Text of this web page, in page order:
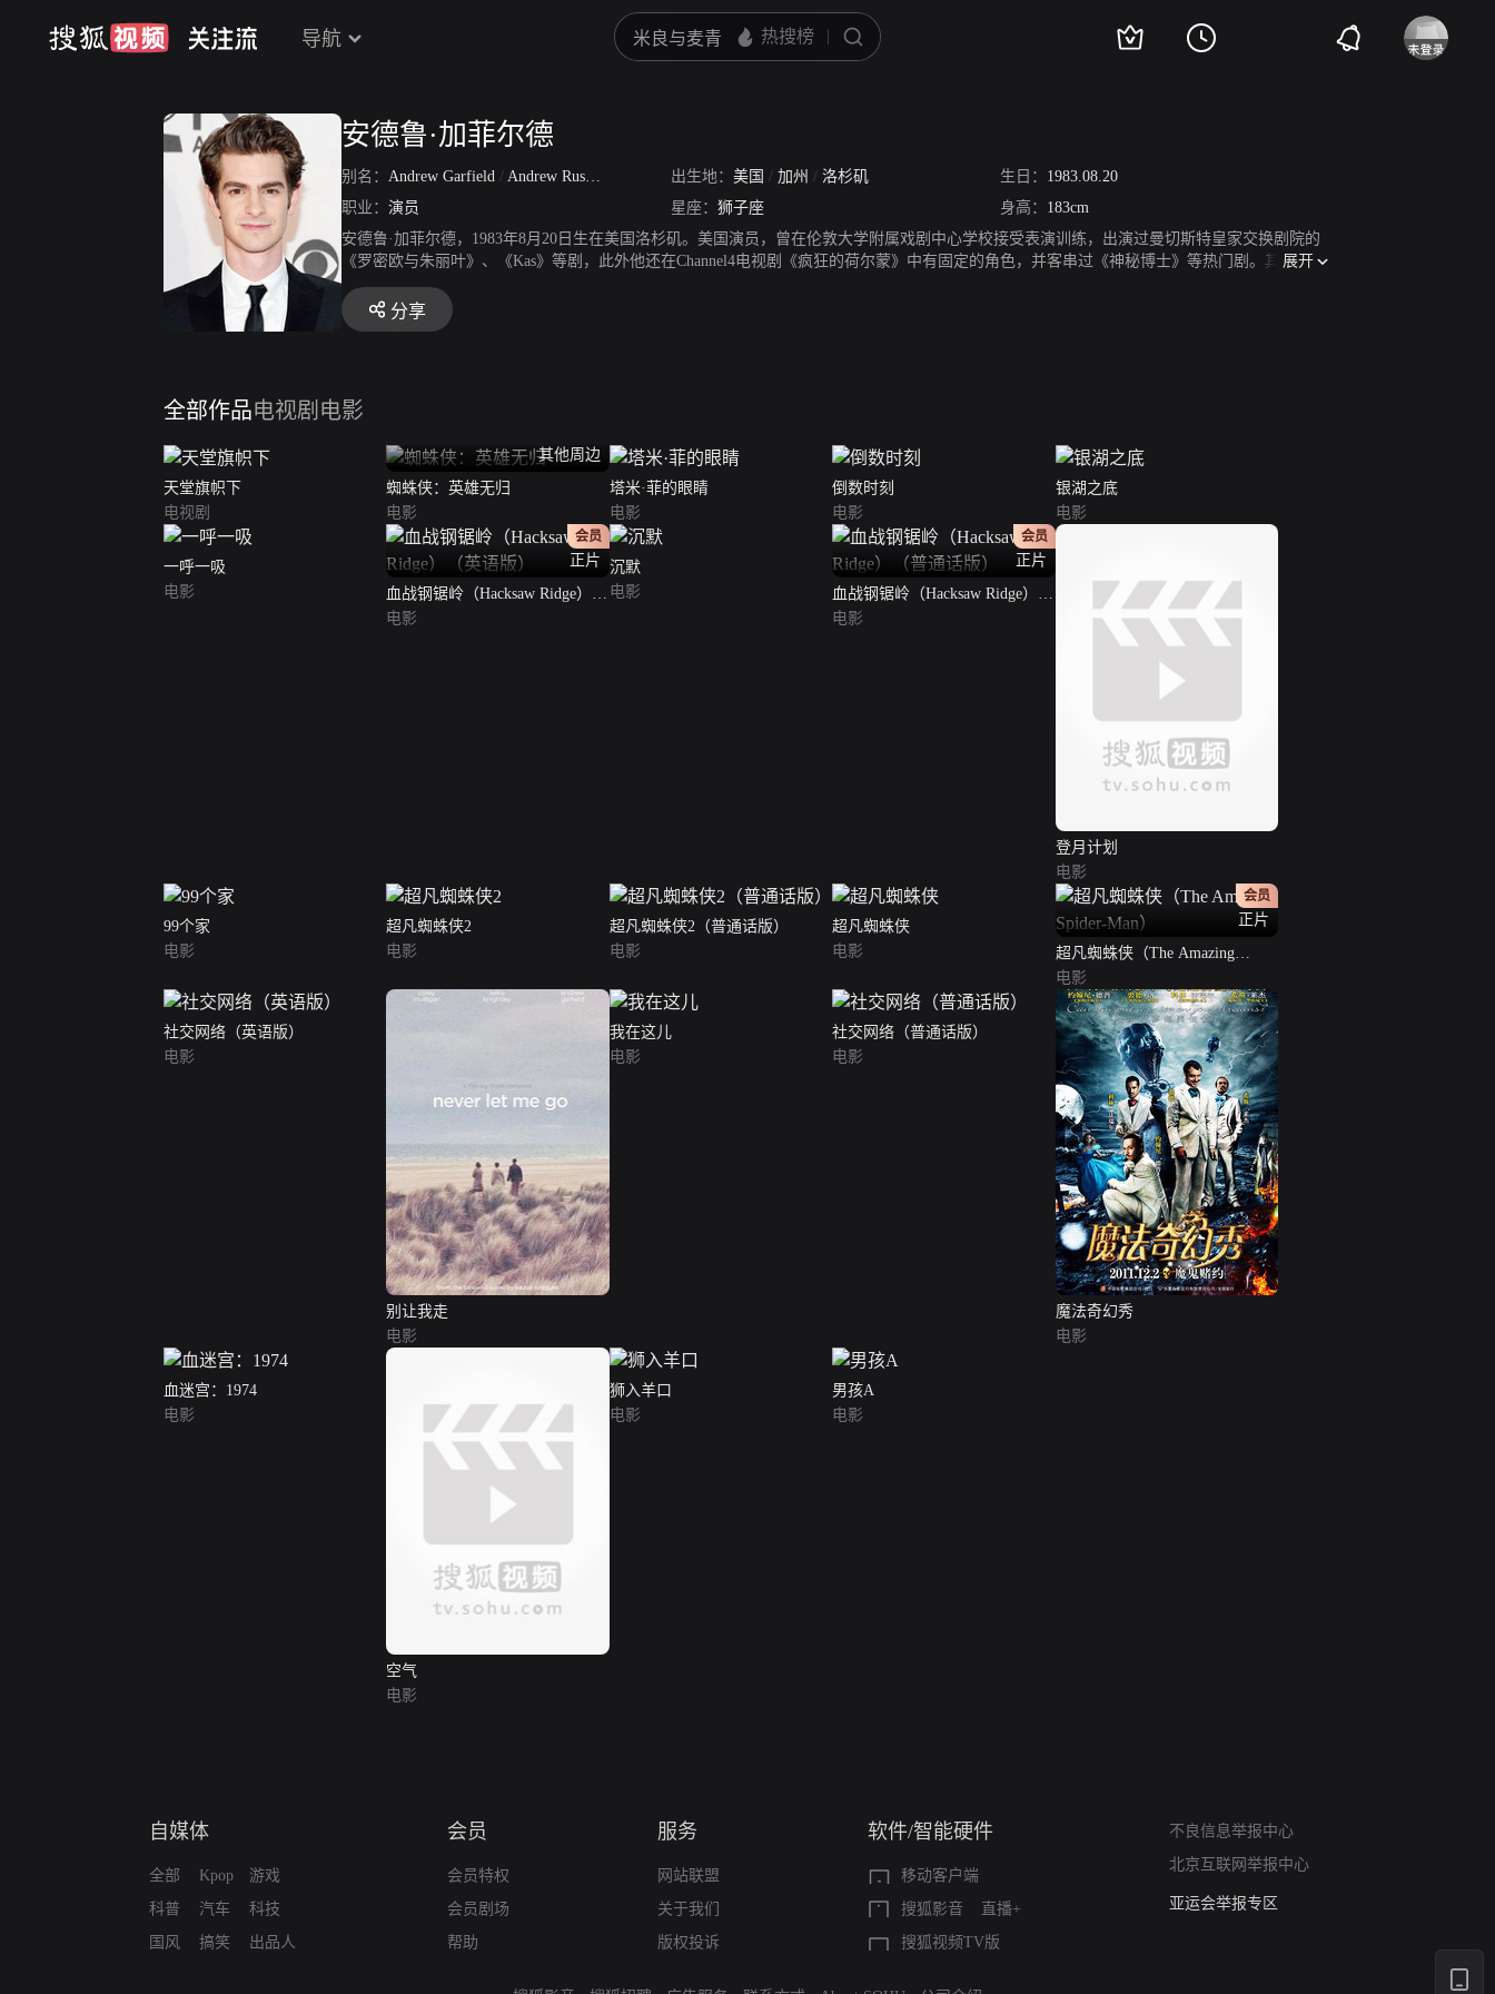
导航
安德鲁·加菲尔德
别名： Andrew Garfield / Andrew Russell Garfield /安猪/加菲
出生地： 美国 / 加州 / 洛杉矶 生日： 1983.08.20
职业： 演员 星座： 狮子座 身高： 183cm
安德鲁·加菲尔德，1983年8月20日生在美国洛杉矶。美国演员，曾在伦敦大学附属戏剧中心学校接受表演训练，出演过曼切斯特皇家交换剧院的
《罗密欧与朱丽叶》、《Kas》等剧，此外他还在Channel4电视剧《疯狂的荷尔蒙》中有固定的角色，并客串过《神秘博士》等热门剧。其他作品
有《狮入羊口》、《另一个波琳家的女孩》、《帕那索斯博士的奇幻秀》等。2012年，他在《超凡蜘蛛侠》中饰演主角彼得帕克，并因此获得第1
4届青少年选择奖最佳夏日电影男星的提名。2014年5月2日，安德鲁·加菲尔德出演的《超凡蜘蛛侠2》上映。
展开
分享
全部作品电视剧 电影
天堂旗帜下
电视剧
其他周边
蜘蛛侠：英雄无归
电影
塔米·菲的眼睛
电影
倒数时刻
电影
银湖之底
电影
一呼一吸
电影
正片
会员
血战钢锯岭（Hacksaw Ridge）
（英语版）
电影
沉默
电影
正片
会员
血战钢锯岭（Hacksaw Ridge）
（普通话版）
电影
登月计划
电影
99个家
电影
超凡蜘蛛侠2
电影
超凡蜘蛛侠2（普通话版）
电影
超凡蜘蛛侠
电影
正片
会员
超凡蜘蛛侠（The Amazing
Spider-Man）
电影
社交网络（英语版）
电影
别让我走
电影
我在这儿
电影
社交网络（普通话版）
电影
魔法奇幻秀
电影
血迷宫：1974
电影
空气
电影
狮入羊口
电影
男孩A
电影
自媒体
全部
科普
国风
Kpop
汽车
搞笑
游戏
科技
出品人
会员
会员特权
会员剧场
帮助
服务
网站联盟
关于我们
版权投诉
软件/智能硬件
移动客户端
搜狐影音
直播+
搜狐视频TV版
不良信息举报中心
北京互联网举报中心
算法推荐专项举报
亚运会举报专区